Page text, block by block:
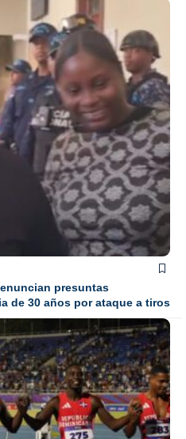
presuntas
de 30 años por ataque a tiros